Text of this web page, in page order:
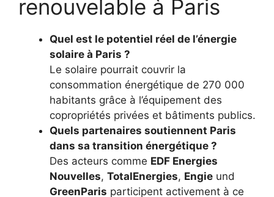
renouvelable à Paris
Quel est le potentiel réel de l’énergie
solaire à Paris ?
Le solaire pourrait couvrir la
consommation énergétique de 270 000
habitants grâce à l’équipement des
copropriétés privées et bâtiments publics.
Quels partenaires soutiennent Paris
dans sa transition énergétique ?
Des acteurs comme EDF Energies
Nouvelles, TotalEnergies, Engie und
GreenParis participent activement à ce